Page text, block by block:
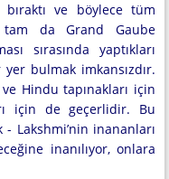
bıraktı ve böylece tüm
tam da Grand Gaube
sırasında yaptıkları
yer bulmak imkansızdır.
Hindu tapınakları için
için de geçerlidir. Bu
Lakshmi’nin inananları
inanılıyor, onlara